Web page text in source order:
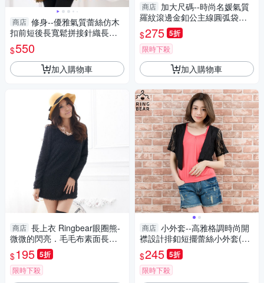
商店 修身--優雅氣質蕾絲仿木
扣前短後長寬鬆拼接針織長版
上衣(黑.咖XL-5L)-X314眼圈熊
中大尺碼
$550
加入購物車
商店 長上衣 Ringbear眼圈熊-
微微的閃亮．毛毛布素面長上
衣/洋裝A105(黑、灰、杏S-2L)
$195 5折
限時下殺
商店 加大尺碼--時尚名媛氣質
羅紋滾邊金釦公主線圓弧袋口
設計外套(黑.藍2L-5L)-J223眼
圈熊中大尺碼
$275 5折
限時下殺
加入購物車
商店 小外套--高雅格調時尚開
襟設計排釦短擺蕾絲小外套(白.
黑L-4L)-J212眼圈熊中大尺碼
$245 5折
限時下殺